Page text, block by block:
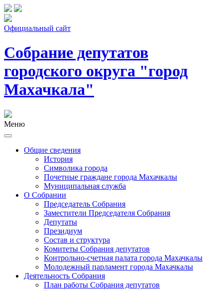
Официальный сайт
Собрание депутатов
городского округа "город
Махачкала"
Меню
Общие сведения
История
Символика города
Почетные граждане города Махачкалы
Муниципальная служба
О Собрании
Председатель Собрания
Заместители Председателя Собрания
Депутаты
Президиум
Состав и структура
Комитеты Собрания депутатов
Контрольно-счетная палата города Махачкалы
Молодежный парламент города Махачкалы
Деятельность Собрания
План работы Собрания депутатов